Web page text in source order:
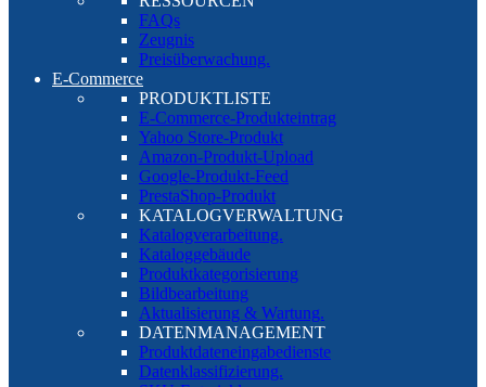
FAQs
Zeugnis
Preisüberwachung.
E-Commerce
PRODUKTLISTE
E-Commerce-Produkteintrag
Yahoo Store-Produkt
Amazon-Produkt-Upload
Google-Produkt-Feed
PrestaShop-Produkt
KATALOGVERWALTUNG
Katalogverarbeitung.
Kataloggebäude
Produktkategorisierung
Bildbearbeitung
Aktualisierung & Wartung.
DATENMANAGEMENT
Produktdateneingabedienste
Datenklassifizierung.